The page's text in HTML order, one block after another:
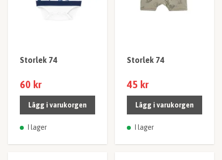
Storlek 74
60 kr
Lägg i varukorgen
I lager
Storlek 74
45 kr
Lägg i varukorgen
I lager